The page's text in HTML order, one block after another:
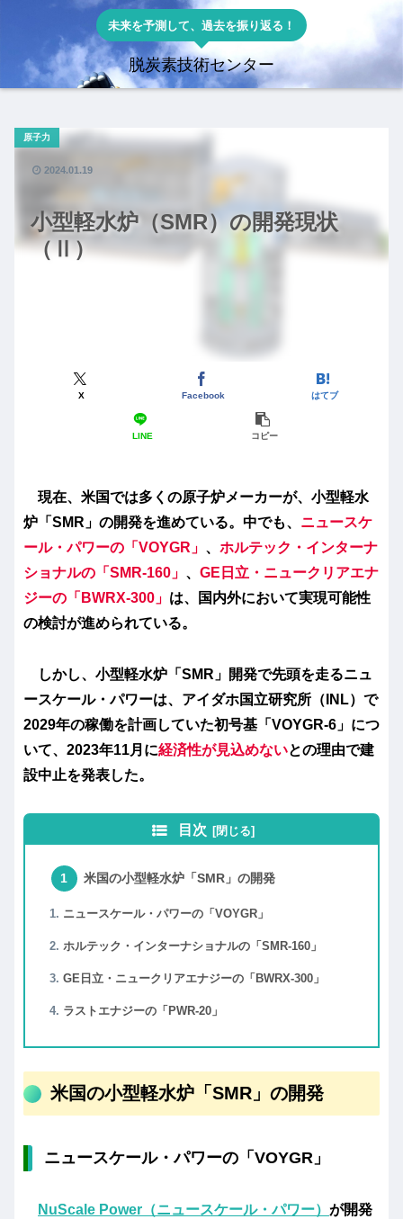
未来を予測して、過去を振り返る！
脱炭素技術センター
小型軽水炉（SMR）の開発現状
（Ⅱ）
原子力
X Facebook はてブ
LINE コピー
2024.01.19
現在、米国では多くの原子炉メーカーが、小型軽水
炉「SMR」の開発を進めている。中でも、 ニュースケ
ール・パワーの「VOYGR」 、 ホルテック・インターナ
ショナルの「SMR-160」 、 GE日立・ニュークリアエナ
ジーの「BWRX-300」 は、国内外において実現可能性
の検討が進められている。
しかし、小型軽水炉「SMR」開発で先頭を走るニュ
ースケール・パワーは、アイダホ国立研究所（INL）で
2029年の稼働を計画していた初号基「VOYGR-6」につ
いて、2023年11月に経済性が見込めないとの理由で建
設中止を発表した。
目次
米国の小型軽水炉「SMR」の開発
ニュースケール・パワーの「VOYGR」
ホルテック・インターナショナルの「SMR-160」
GE日立・ニュークリアエナジーの「BWRX-300」
ラストエナジーの「PWR-20」
米国の小型軽水炉「SMR」の開発
ニュースケール・パワーの「VOYGR」
NuScale Power（ニュースケール・パワー） が開発